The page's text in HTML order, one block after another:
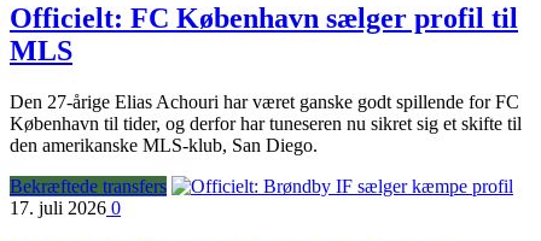
Officielt: FC København sælger profil til
MLS
Den 27-årige Elias Achouri har været ganske godt spillende for FC
København til tider, og derfor har tuneseren nu sikret sig et skifte til
den amerikanske MLS-klub, San Diego.
Bekræftede transfers
17. juli 2026 0